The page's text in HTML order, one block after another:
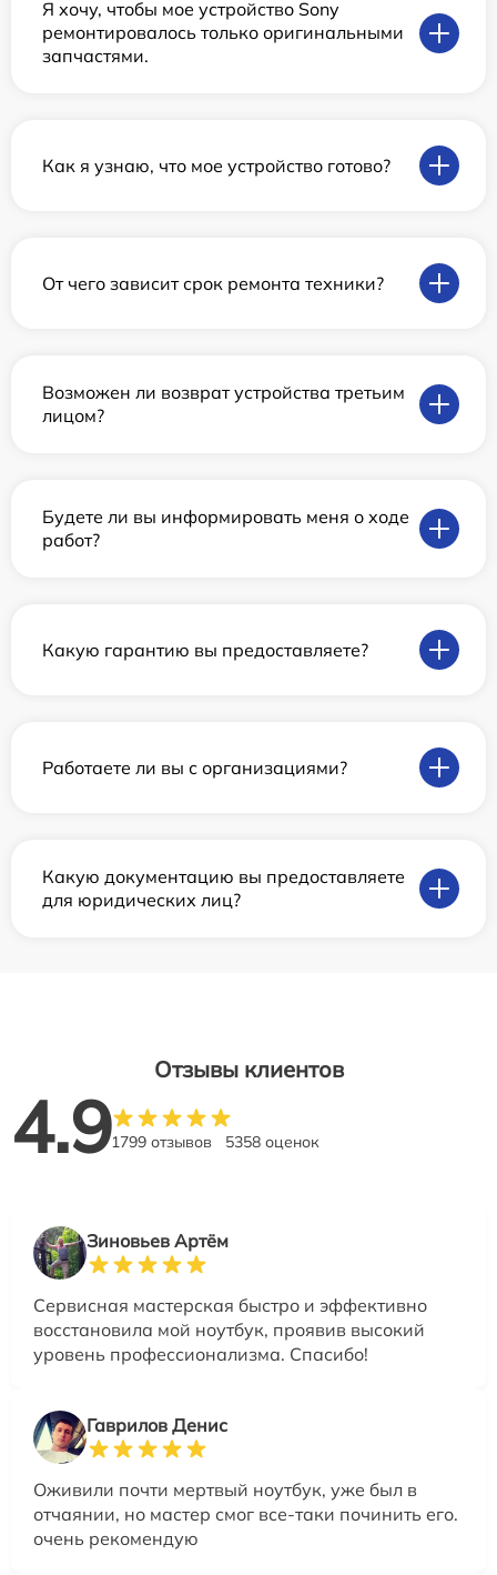
Я хочу, чтобы мое устройство Sony
ремонтировалось только оригинальными
запчастями.
Как я узнаю, что мое устройство готово?
От чего зависит срок ремонта техники?
Возможен ли возврат устройства третьим
лицом?
Будете ли вы информировать меня о ходе
работ?
Какую гарантию вы предоставляете?
Работаете ли вы с организациями?
Какую документацию вы предоставляете
для юридических лиц?
Отзывы клиентов
4.91799 отзывов 5358 оценок
Зиновьев Артём
Сервисная мастерская быстро и эффективно
восстановила мой ноутбук, проявив высокий
уровень профессионализма. Спасибо!
Гаврилов Денис
Оживили почти мертвый ноутбук, уже был в
отчаянии, но мастер смог все-таки починить его.
очень рекомендую